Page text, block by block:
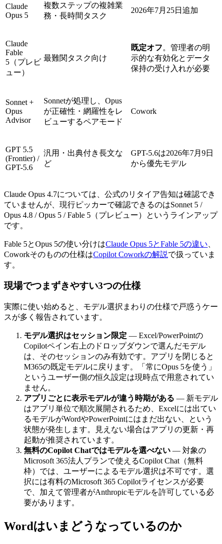
Claude
Opus 5
複数ステップの複雑業
務・長時間タスク
2026年7月25日追加
Claude
Fable
5（プレビ
ュー）
最難関タスク向け
既定オフ。管理者の明
示的な有効化とデータ
保持の受け入れが必要
Sonnet +
Opus
Advisor
Sonnetが処理し、Opus
が正確性・網羅性をレ
ビューするペアモード
Cowork
GPT 5.5
(Frontier) /
GPT-5.6
汎用・出典付き長文な
ど
GPT-5.6は2026年7月9日
から優先モデル
Claude Opus 4.7については、公式のリタイア告知は確認でき
ていませんが、現行ピッカーで確認できるのはSonnet 5 /
Opus 4.8 / Opus 5 / Fable 5（プレビュー）というラインアップ
です。
Fable 5とOpus 5の使い分けはClaude Opus 5とFable 5の違い
Coworkそのものの仕様はCopilot Coworkの解説で扱っていま
す。
現場でつまずきやすい3つの仕様
実際に使い始めると、モデル選択まわりの仕様で戸惑うケー
スが多く報告されています。
モデル選択はセッション限定 — Excel/PowerPointの
Copilotペイン右上のドロップダウンで選んだモデル
は、そのセッションのみ有効です。アプリを閉じると
M365の既定モデルに戻ります。「常にOpus 5を使う」
というユーザー側の恒久設定は現時点で用意されてい
ません。
アプリごとに表示モデルが違う時期がある — 新モデル
はアプリ単位で順次展開されるため、Excelには出てい
るモデルがWordやPowerPointにはまだ出ない、という
状態が発生します。見えない場合はアプリの更新・再
起動が推奨されています。
無料のCopilot Chatではモデルを選べない — 対象の
Microsoft 365法人プランで使えるCopilot Chat（無料
枠）では、ユーザーによるモデル選択は不可です。選
択には有料のMicrosoft 365 Copilotライセンスが必要
で、加えて管理者がAnthropicモデルを許可している必
要があります。
Wordはいまどうなっているのか